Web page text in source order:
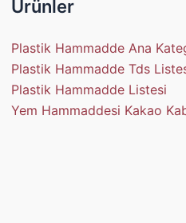
Ürünler
Plastik Hammadde Ana
Plastik Hammadde Tds
Plastik Hammadde Listesi
Yem Hammaddesi Kakao